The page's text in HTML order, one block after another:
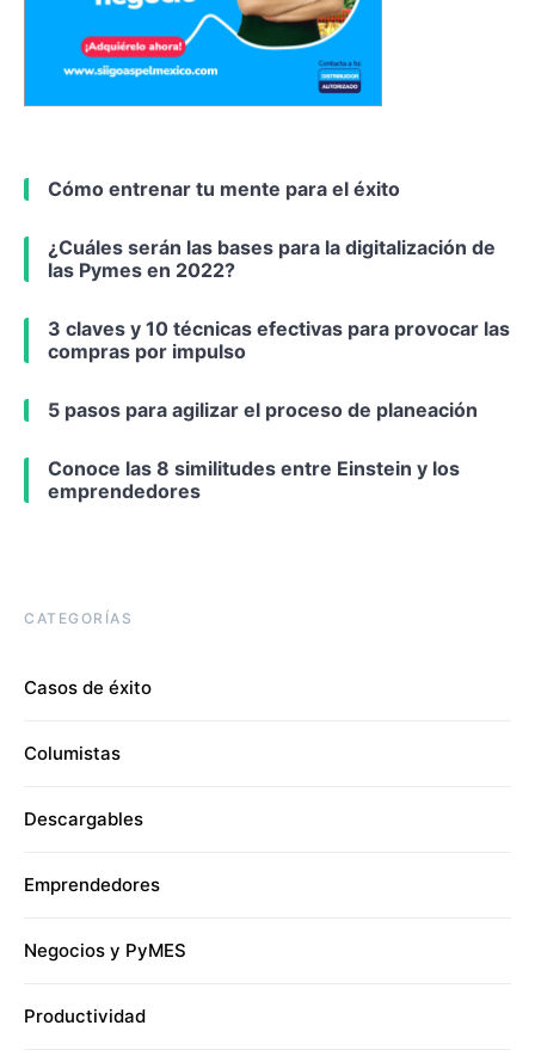
Cómo entrenar tu mente para el éxito
¿Cuáles serán las bases para la digitalización de
las Pymes en 2022?
3 claves y 10 técnicas efectivas para provocar las
compras por impulso
5 pasos para agilizar el proceso de planeación
Conoce las 8 similitudes entre Einstein y los
emprendedores
CATEGORÍAS
Casos de éxito
Columistas
Descargables
Emprendedores
Negocios y PyMES
Productividad